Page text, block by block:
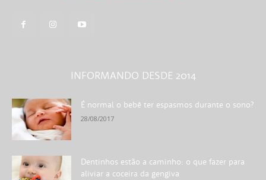
INFORMANDO DESDE 2014
É normal o bebê ter espasmos durante o sono?
28/08/2017
Dentinhos estão a caminho: o que fazer para
aliviar a coceira da gengiva